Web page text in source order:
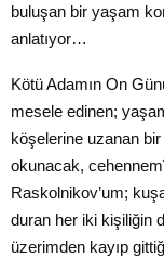
buluşan bir yaşam
anlatıyor…
Kötü Adamın On
mesele edinen;
köşelerine uzanan
okunacak,
Raskolnikov’um;
duran her iki kişiliğin
üzerimden kayıp